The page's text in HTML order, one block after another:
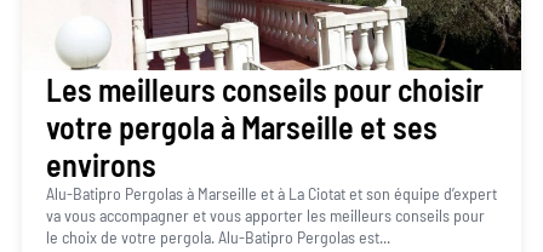
Les meilleurs conseils pour choisir
votre pergola à Marseille et ses
environs
Alu-Batipro Pergolas à Marseille et à La Ciotat et son équipe d’expert
va vous accompagner et vous apporter les meilleurs conseils pour
le choix de votre pergola. Alu-Batipro Pergolas est...